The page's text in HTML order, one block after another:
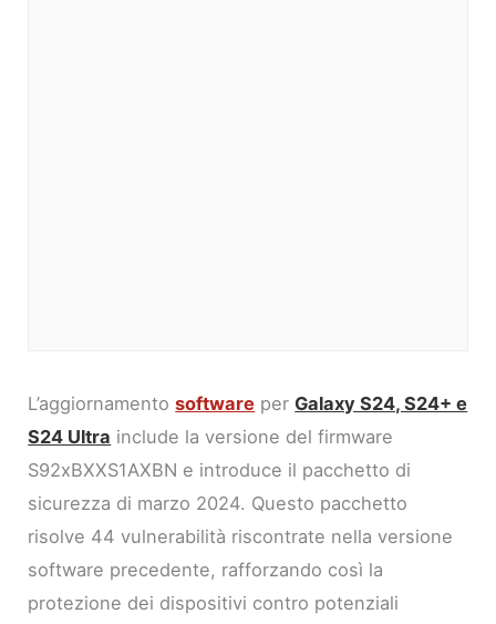
L’aggiornamentosoftware perGalaxy S24, S24+ e
S24 Ultra include la versione del firmware
S92xBXXS1AXBN e introduce il pacchetto di
sicurezza di marzo 2024. Questo pacchetto
risolve 44 vulnerabilità riscontrate nella versione
software precedente, rafforzando così la
protezione dei dispositivi contro potenziali